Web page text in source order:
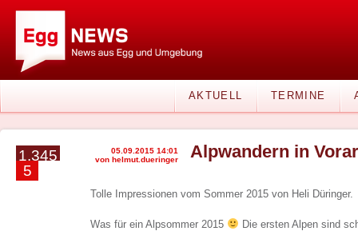
AKTUELL TERMINE
1.345
5
05.09.2015 14:01
von helmut.dueringer
Alpwandern in
Tolle Impressionen vom Sommer 2015 von Heli Düringer.
Was für ein Alpsommer 2015
Die ersten Alpen sind